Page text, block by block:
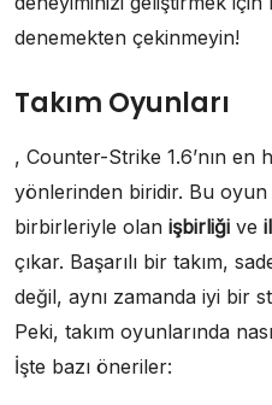
denemekten çekinmeyin!
Takım Oyunları
, Counter-Strike 1.6’nın en
yönlerinden biridir. Bu
birbirleriyle olan işbirliği ve
çıkar. Başarılı bir takım,
değil, aynı zamanda iyi bir
Peki, takım oyunlarında
İşte bazı öneriler: